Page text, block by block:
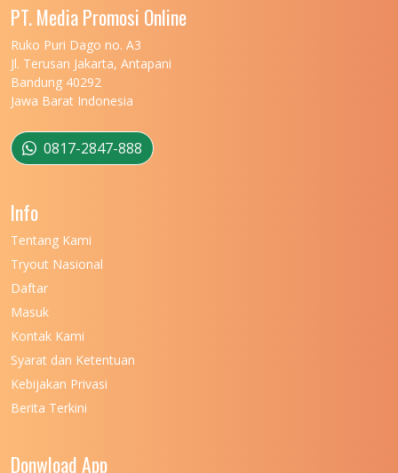
UNIVERSITAS MALIKUSSALEH
UNIVERSITAS MARITIM RAJA ALI HAJI
UNIVERSITAS MATARAM
UNIVERSITAS MULAWARMAN
UNIVERSITAS MUSAMUS
UNIVERSITAS NEGERI KHAIRUN
UNIVERSITAS NEGERI MANADO
UNIVERSITAS NEGERI MEDAN
UNIVERSITAS NEGERI PADANG
PT. Media Promosi Online
Ruko Puri Dago no. A3
Jl. Terusan Jakarta, Antapani
Bandung 40292
Jawa Barat Indonesia
0817-2847-888
Info
Tentang Kami
Tryout Nasional
Daftar
Masuk
Kontak Kami
Syarat dan Ketentuan
Kebijakan Privasi
Berita Terkini
Donwload App